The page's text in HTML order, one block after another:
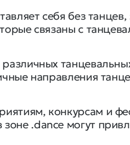
себя без
связаны с
направления
конкурсам и
.dance могут